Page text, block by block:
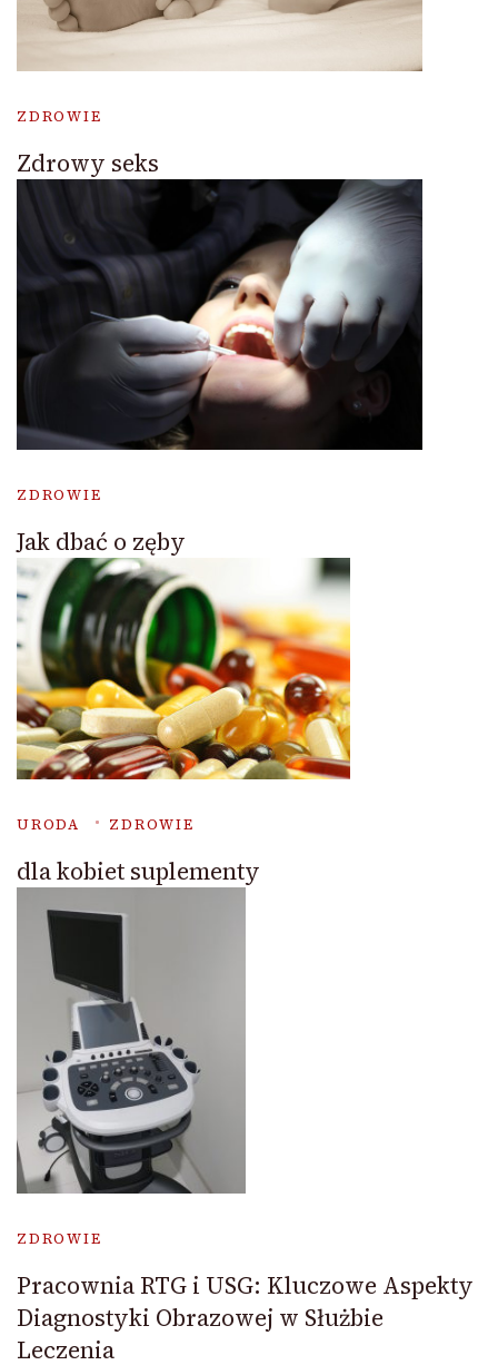
ZDROWIE
Zdrowy seks
ZDROWIE
Jak dbać o zęby
URODA ZDROWIE
dla kobiet suplementy
ZDROWIE
Pracownia RTG i USG: Kluczowe Aspekty
Diagnostyki Obrazowej w Służbie
Leczenia